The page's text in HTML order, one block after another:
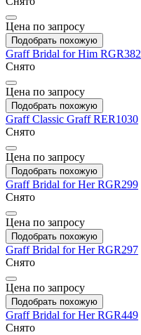
Цена по запросу
Подобрать похожую
GraffBridal for Him RGR382
Снято
Цена по запросу
Подобрать похожую
GraffClassic GraffRER1030
Снято
Цена по запросу
Подобрать похожую
GraffBridal for HerRGR299
Снято
Цена по запросу
Подобрать похожую
GraffBridal for HerRGR297
Снято
Цена по запросу
Подобрать похожую
GraffBridal for HerRGR449
Снято